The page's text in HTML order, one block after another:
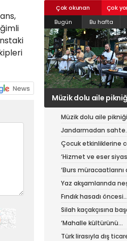
Çok okunan
Çok
Bugün
Bu hafta
Jandarmadan sahte
çantacılara darbe
Müzik dolu aile pikniği
Jandarmadan sahte
çantacılara darbe
Çocuk etkinliklerine
dolu final
‘Hizmet ve eser
yapıyoruz’
‘Burs
başladık’
Yaz akşamlarında
etkinlikler
Fındık hasadı öncesi
üreticiye yol desteği
Silah kaçakçısına
operasyon
‘Mahalle kültürünü
güçlendiriyoruz’
Türk lirasıyla dış